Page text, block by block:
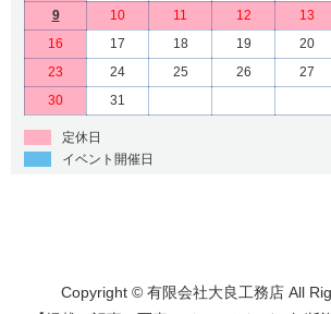
9
10 11 12 13
16
17 18 19 20
23
24 25 26 27
30
31
定休日
イベント開催日
Copyright © 有限会社大良工務店 All